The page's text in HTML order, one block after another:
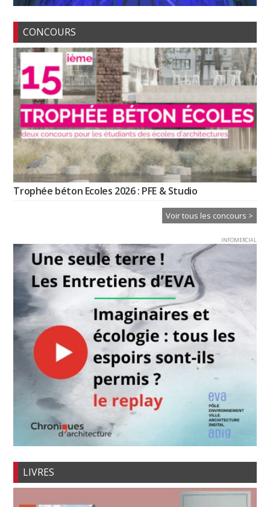
CONCOURS
Trophée béton Ecoles 2026 : PFE & Studio
Voir tous les concours >
INFOMERCIAL
LIVRES